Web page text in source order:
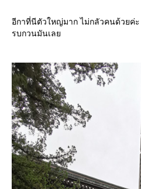
อีกาที่นีตัวใหญ่มาก ไม่กลัวคนด้วยค่ะ
รบกวนมันเล